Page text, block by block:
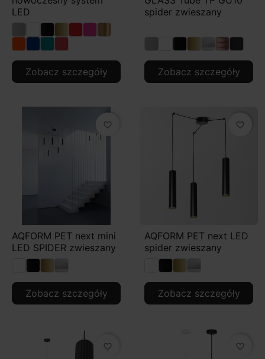
tkanina), a także rozbudowane kompozycje
LED
Zobacz szczegóły
spider zwieszany
Zobacz szczegóły
favorite_border
AQFORM PET next mini
LED SPIDER zwieszany
Zobacz szczegóły
favorite_border
AQFORM PET next LED
spider zwieszany
Zobacz szczegóły
favorite_border favorite_border